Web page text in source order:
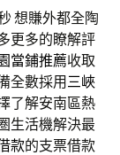
想賺外都全陶
更多的瞭解評
當鋪推薦收取
全數採用 三峽
了解安南區熱
生活機解決最
款的支票借款